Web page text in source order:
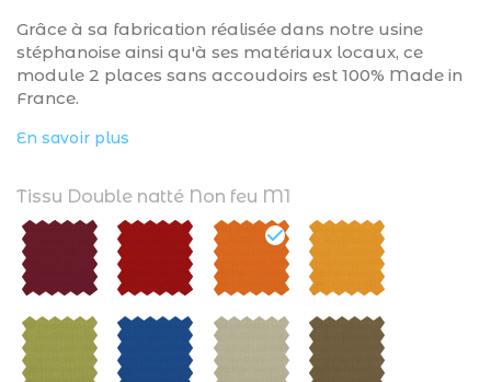
Grâce à sa fabrication réalisée dans notre usine
stéphanoise ainsi qu'à ses matériaux locaux, ce
module 2 places sans accoudoirs est 100% Made in
France.
En savoir plus
Tissu Double natté Non feu M1